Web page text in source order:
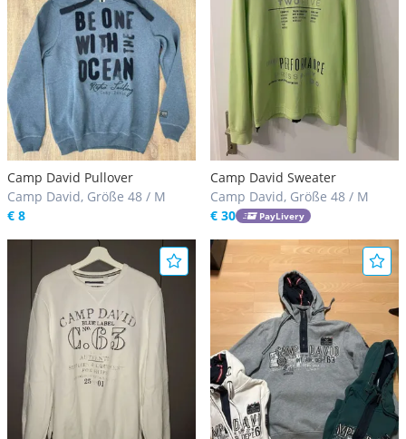
Camp David Pullover
Camp David, Größe 48 / M
€ 8
Camp David Sweater
Camp David, Größe 48 / M
€ 30
PayLivery